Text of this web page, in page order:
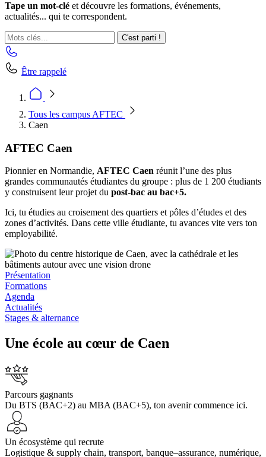
Tape un mot-clé et découvre les formations, événements,
actualités... qui te correspondent.
C'est parti !
Être rappelé
Tous les campus AFTEC
Caen
AFTEC Caen
Pionnier en Normandie, AFTEC Caen réunit l’une des plus
grandes communautés étudiantes du groupe : plus de 1 200 étudiants
y construisent leur projet du post-bac au bac+5.
Ici, tu étudies au croisement des quartiers et pôles d’études et des
zones d’activités. Dans cette ville étudiante, tu avances vite vers ton
employabilité.
Présentation
Formations
Agenda
Actualités
Stages & alternance
Une école au cœur de Caen
Parcours gagnants
Du BTS (BAC+2) au MBA (BAC+5), ton avenir commence ici.
Un écosystème qui recrute
Logistique & supply chain, transport, banque–assurance, numérique,